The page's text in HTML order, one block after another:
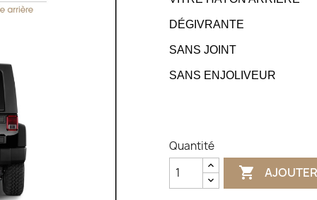
DÉGIVRANTE
SANS JOINT
SANS ENJOLIVEUR
Quantité
